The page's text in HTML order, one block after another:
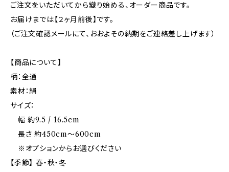
ご注文をいただいてから織り始める、オーダー商品です。
お届けまでは【２ヶ月前後】です。
（ご注文確認メールにて、おおよその納期をご連絡差し上げます）
【商品について】
柄：全通
素材：絹
サイズ：
幅 約9.5 / 16.5cm
長さ 約450cm〜600cm
※オプションからお選びください
【季節】 春・秋・冬